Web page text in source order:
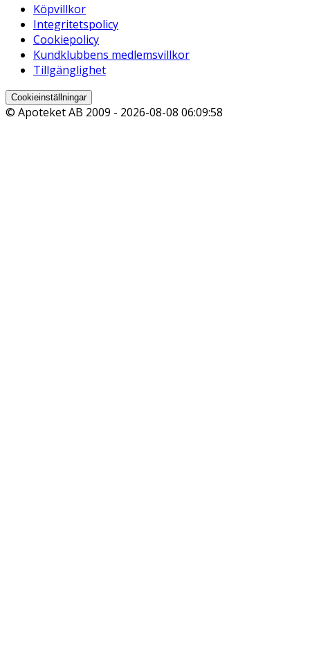
Köpvillkor
Integritetspolicy
Cookiepolicy
Kundklubbens medlemsvillkor
Tillgänglighet
Cookieinställningar
© Apoteket AB 2009 - 2026-08-08 06:09:58